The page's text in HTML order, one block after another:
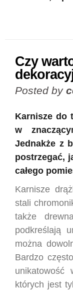
Czy
Posted by
Karnisze do
w
Jednakże z
postrzegać,
całego
Karnisze
stali
także
podkreślają
można
Bardzo
unikatowość
których jest